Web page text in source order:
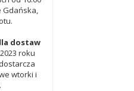
Gdańska,
dostaw
roku
wtorki i